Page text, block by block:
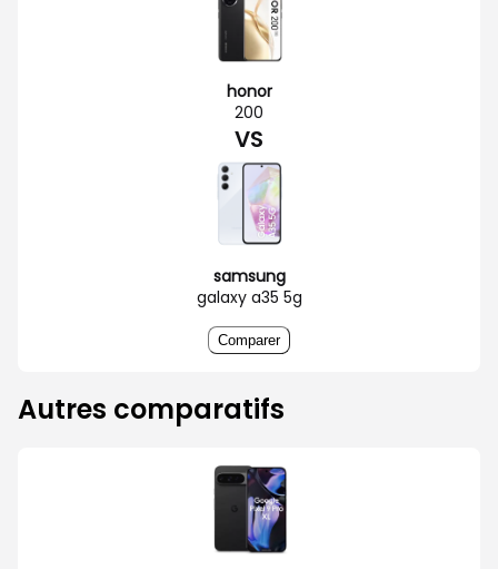
honor
200
VS
samsung
galaxy a35 5g
Comparer
Autres comparatifs